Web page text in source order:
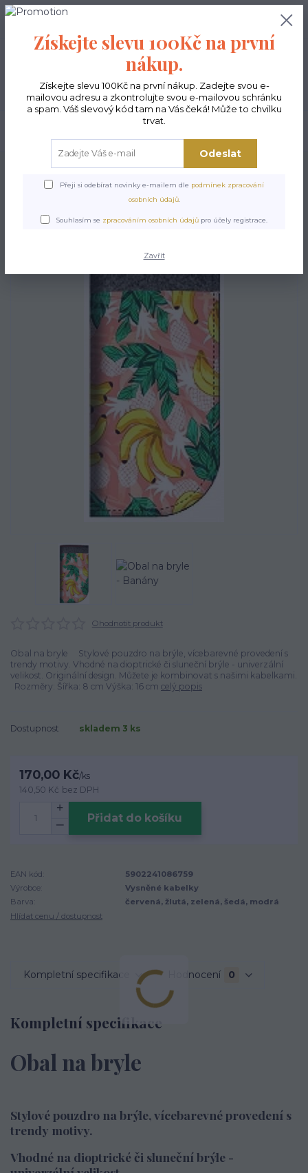
0,00 Kč
Úvod Doplňky Obal na bryle - Banány
Obal na bryle - Banány
Ohodnotit produkt
Obal na bryle Stylové pouzdro na brýle, vícebarevné provedení s
trendy motivy. Vhodné na dioptrické či sluneční brýle - univerzální
velikost. Originální design. Můžete je kombinovat s našimi kabelkami.
Rozměry: Šířka: 8 cm Výška: 16 cm celý popis
Dostupnost skladem 3 ks
170,00 Kč/ks
140,50 Kč bez DPH
Přidat do košíku
EAN kód:
5902241086759
Výrobce:
Vysněné kabelky
Barva:
červená, žlutá, zelená, šedá, modrá
Hlídat cenu / dostupnost
Kompletní specifikace Hodnocení 0
Kompletní specifikace
Obal na bryle
Stylové pouzdro na brýle, vícebarevné provedení s
trendy motivy.
Vhodné na dioptrické či sluneční brýle -
Získejte slevu 100Kč na první
nákup.
Získejte slevu 100Kč na první nákup. Zadejte svou e-
mailovou adresu a zkontrolujte svou e-mailovou schránku
a spam. Váš slevový kód tam na Vás čeká! Může to chvilku
trvat.
Odeslat
Přeji si odebírat novinky e-mailem dle podmínek zpracování
osobních údajů.
Souhlasím se zpracováním osobních údajů pro účely registrace.
Zavřít